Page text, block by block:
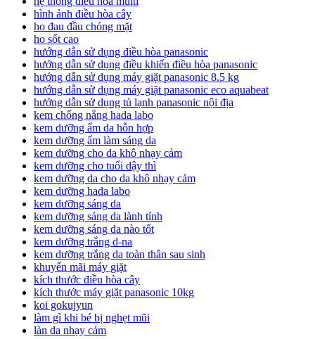
hình ảnh điều hòa cây
ho đau đầu chóng mặt
ho sốt cao
hướng dẫn sử dụng điều hòa panasonic
hướng dẫn sử dụng điều khiển điều hòa panasonic
hướng dẫn sử dụng máy giặt panasonic 8.5 kg
hướng dẫn sử dụng máy giặt panasonic eco aquabeat
hướng dẫn sử dụng tủ lạnh panasonic nội địa
kem chống nắng hada labo
kem dưỡng ẩm da hỗn hợp
kem dưỡng ẩm làm sáng da
kem dưỡng cho da khô nhạy cảm
kem dưỡng cho tuổi dậy thì
kem dưỡng da cho da khô nhạy cảm
kem dưỡng hada labo
kem dưỡng sáng da
kem dưỡng sáng da lành tính
kem dưỡng sáng da nào tốt
kem dưỡng trắng d-na
kem dưỡng trắng da toàn thân sau sinh
khuyến mãi máy giặt
kích thước điều hòa cây
kích thước máy giặt panasonic 10kg
koi gokujyun
làm gì khi bé bị nghẹt mũi
làn da nhạy cảm